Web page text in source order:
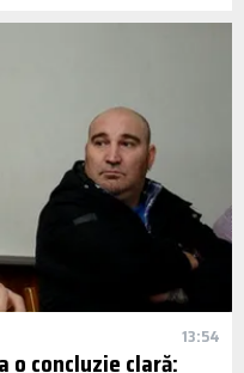
13:54
o concluzie clară: